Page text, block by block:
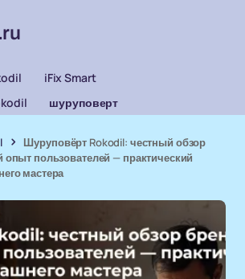
iFix Smart
шуруповерт
Шуруповёрт Rokodil: честный обзор
пользователей — практический
мастера